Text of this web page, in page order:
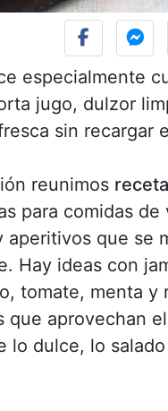
especialmente
jugo, dulzor
sin recargar
reunimos
para comidas de
aperitivos que se
Hay ideas con
tomate, menta y
que aprovechan el
lo dulce, lo